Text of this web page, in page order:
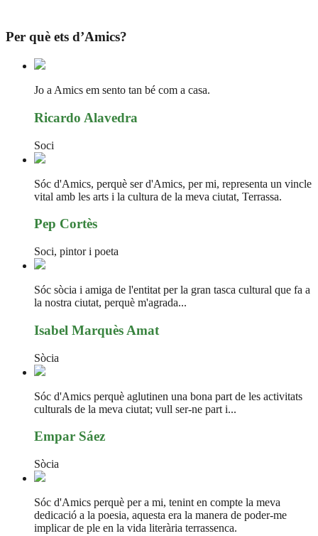
Per què ets d’Amics?
Jo a Amics em sento tan bé com a casa.
Ricardo Alavedra
Soci
Sóc d'Amics, perquè ser d'Amics, per mi, representa un vincle
vital amb les arts i la cultura de la meva ciutat, Terrassa.
Pep Cortès
Soci, pintor i poeta
Sóc sòcia i amiga de l'entitat per la gran tasca cultural que fa a
la nostra ciutat, perquè m'agrada...
Isabel Marquès Amat
Sòcia
Sóc d'Amics perquè aglutinen una bona part de les activitats
culturals de la meva ciutat; vull ser-ne part i...
Empar Sáez
Sòcia
Sóc d'Amics perquè per a mi, tenint en compte la meva
dedicació a la poesia, aquesta era la manera de poder-me
implicar de ple en la vida literària terrassenca.